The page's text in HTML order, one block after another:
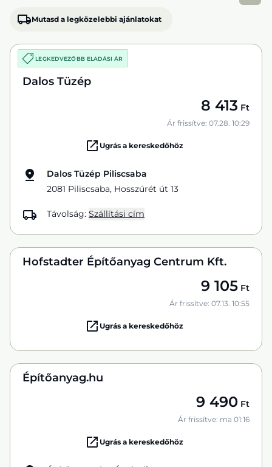
Mutasd a legközelebbi ajánlatokat
LEGKEDVEZŐBB ELADÁSI ÁR
Dalos Tüzép
8 413 Ft
Ár frissítve: 07.28. 10:29
Ugrás a kereskedőhöz
Dalos Tüzép Piliscsaba
2081 Piliscsaba, Hosszúrét út 13
Távolság: Szállítási cím
Hofstadter Építőanyag Centrum Kft.
9 105 Ft
Ár frissítve: 07.13. 10:55
Ugrás a kereskedőhöz
Építőanyag.hu
9 490 Ft
Ár frissítve: ma 01:16
Ugrás a kereskedőhöz